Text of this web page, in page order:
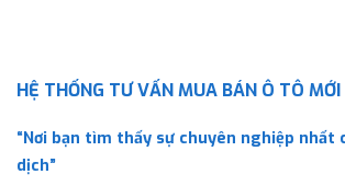
HỆ THỐNG TƯ VẤN MUA BÁN Ô TÔ
“Nơi bạn tìm thấy sự chuyên nghiệp nhất
dịch”